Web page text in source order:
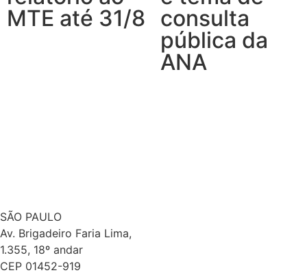
MTE até 31/8
consulta
pública da
ANA
SÃO PAULO
Av. Brigadeiro Faria Lima,
1.355, 18º andar
CEP 01452-919